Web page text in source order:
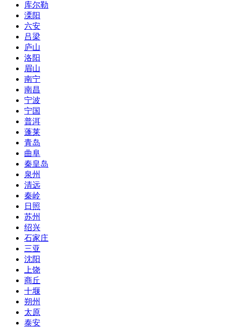
库尔勒
溧阳
六安
吕梁
庐山
洛阳
眉山
南宁
南昌
宁波
宁国
普洱
蓬莱
青岛
曲阜
秦皇岛
泉州
清远
秦岭
日照
苏州
绍兴
石家庄
三亚
沈阳
上饶
商丘
十堰
朔州
太原
泰安